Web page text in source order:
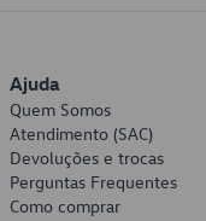
Ajuda
Quem Somos
Atendimento (SAC)
Devoluções e trocas
Perguntas Frequentes
Como comprar